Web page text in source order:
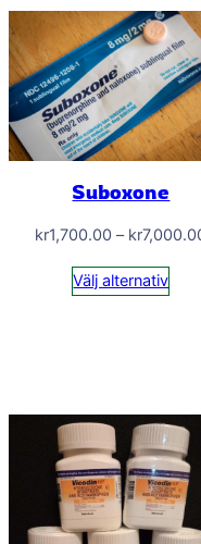
Suboxone
kr1,700.00 – kr
Välj alternativ